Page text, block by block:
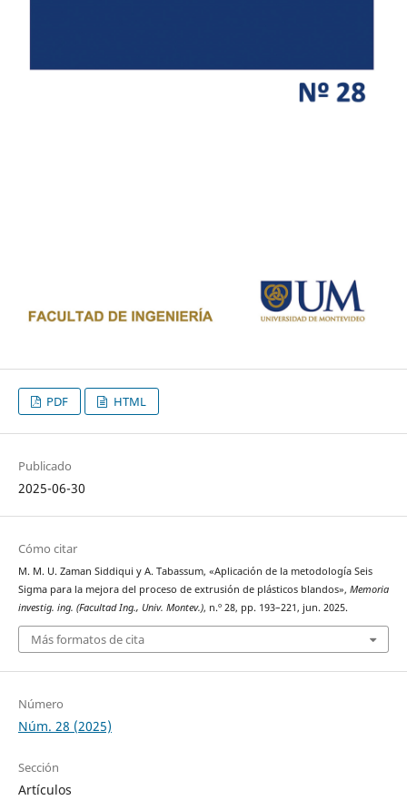
PDF HTML
Publicado
2025-06-30
Cómo citar
M. M. U. Zaman Siddiqui y A. Tabassum, «Aplicación de la metodología Seis
Sigma para la mejora del proceso de extrusión de plásticos blandos», Memoria
investig. ing. (Facultad Ing., Univ. Montev.), n.º 28, pp. 193–221, jun. 2025.
Más formatos de cita
Número
Núm. 28 (2025)
Sección
Artículos